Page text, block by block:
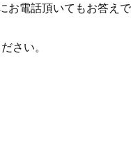
お電話頂いてもお答え
さい。